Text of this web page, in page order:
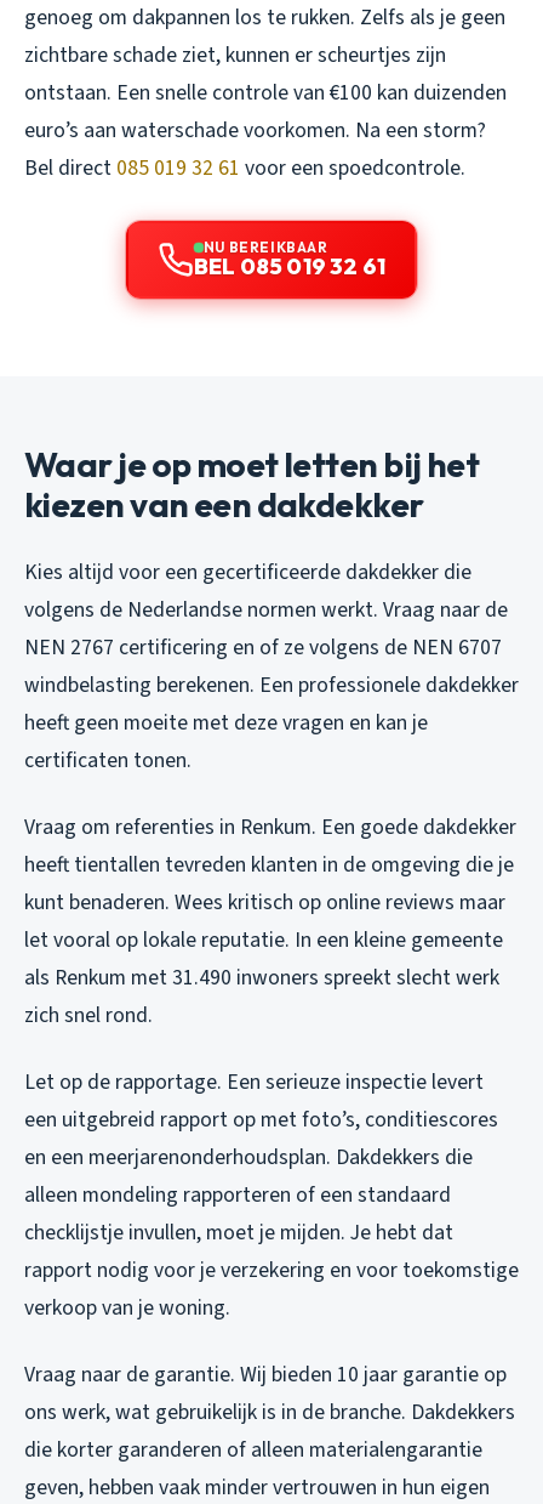
genoeg om dakpannen los te rukken. Zelfs als je geen
zichtbare schade ziet, kunnen er scheurtjes zijn
ontstaan. Een snelle controle van €100 kan duizenden
euro’s aan waterschade voorkomen. Na een storm?
Bel direct 085 019 32 61 voor een spoedcontrole.
NU BEREIKBAAR
BEL 085 019 32 61
Waar je op moet letten bij het
kiezen van een dakdekker
Kies altijd voor een gecertificeerde dakdekker die
volgens de Nederlandse normen werkt. Vraag naar de
NEN 2767 certificering en of ze volgens de NEN 6707
windbelasting berekenen. Een professionele dakdekker
heeft geen moeite met deze vragen en kan je
certificaten tonen.
Vraag om referenties in Renkum. Een goede dakdekker
heeft tientallen tevreden klanten in de omgeving die je
kunt benaderen. Wees kritisch op online reviews maar
let vooral op lokale reputatie. In een kleine gemeente
als Renkum met 31.490 inwoners spreekt slecht werk
zich snel rond.
Let op de rapportage. Een serieuze inspectie levert
een uitgebreid rapport op met foto’s, conditiescores
en een meerjarenonderhoudsplan. Dakdekkers die
alleen mondeling rapporteren of een standaard
checklijstje invullen, moet je mijden. Je hebt dat
rapport nodig voor je verzekering en voor toekomstige
verkoop van je woning.
Vraag naar de garantie. Wij bieden 10 jaar garantie op
ons werk, wat gebruikelijk is in de branche. Dakdekkers
die korter garanderen of alleen materialengarantie
geven, hebben vaak minder vertrouwen in hun eigen